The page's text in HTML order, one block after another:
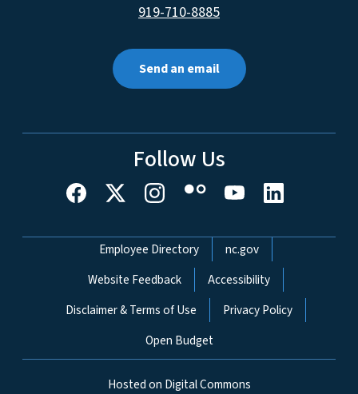
919-710-8885
Send an email
Follow Us
Network Menu
Employee Directory
nc.gov
Website Feedback
Accessibility
Disclaimer & Terms of Use
Privacy Policy
Open Budget
Hosted on Digital Commons